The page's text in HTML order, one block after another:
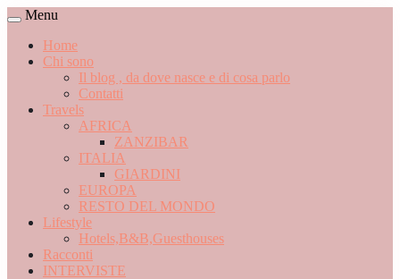
Menu
Home
Chi sono
Il blog , da dove nasce e di cosa parlo
Contatti
Travels
AFRICA
ZANZIBAR
ITALIA
GIARDINI
EUROPA
RESTO DEL MONDO
Lifestyle
Hotels,B&B,Guesthouses
Racconti
INTERVISTE